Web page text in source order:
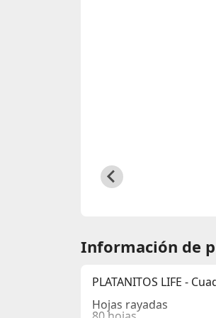
Información de
PLATANITOS LIFE -
Hojas rayadas